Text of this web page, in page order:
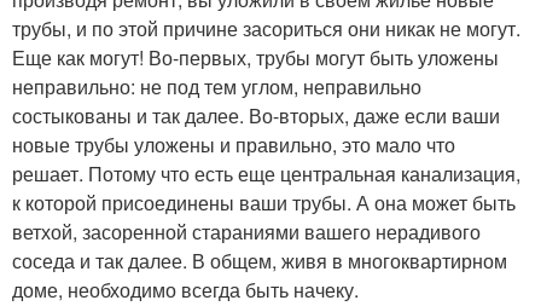
трубы, и по этой причине засориться они никак не могут.
Еще как могут! Во-первых, трубы могут быть уложены
неправильно: не под тем углом, неправильно
состыкованы и так далее. Во-вторых, даже если ваши
новые трубы уложены и правильно, это мало что
решает. Потому что есть еще центральная канализация,
к которой присоединены ваши трубы. А она может быть
ветхой, засоренной стараниями вашего нерадивого
соседа и так далее. В общем, живя в многоквартирном
доме, необходимо всегда быть начеку.